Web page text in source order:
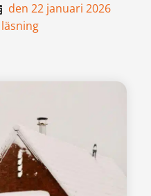
den 22 januari 2026